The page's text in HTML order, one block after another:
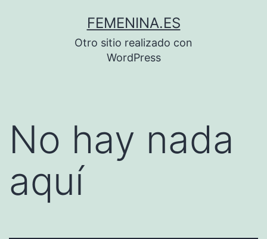
FEMENINA.ES
Otro sitio realizado con
WordPress
No hay nada
aquí